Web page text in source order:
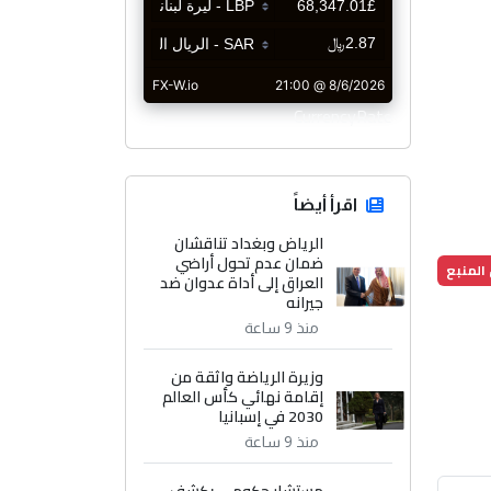
CurrencyRate
اقرأ أيضاً
الرياض وبغداد تناقشان
ضمان عدم تحول أراضي
العراق إلى أداة عدوان ضد
جيرانه
منذ 9 ساعة
وزيرة الرياضة واثقة من
إقامة نهائي كأس العالم
2030 في إسبانيا
منذ 9 ساعة